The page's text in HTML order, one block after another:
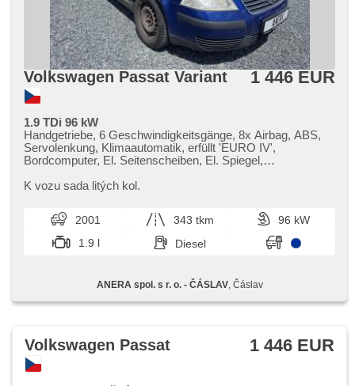
Volkswagen Passat Variant 1 446 EUR
1.9 TDi 96 kW
Handgetriebe, 6 Geschwindigkeitsgänge, 8x Airbag, ABS,
Servolenkung, Klimaautomatik, erfüllt 'EURO IV',
Bordcomputer, El. Seitenscheiben, El. Spiegel,
Zentralverriegelung, Autoradio, Außenthermometer, Teilbare
K vozu sada litých kol.
2001 343 tkm
96 kW
1.9 l
Diesel
ANERA spol. s r. o. - ČÁSLAV, Čáslav
Volkswagen Passat 1 446 EUR